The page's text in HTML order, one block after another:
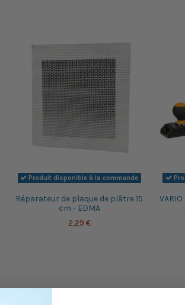
Produit disponible à la commande
Réparateur de plaque de plâtre 15
cm - EDMA
2,29 €